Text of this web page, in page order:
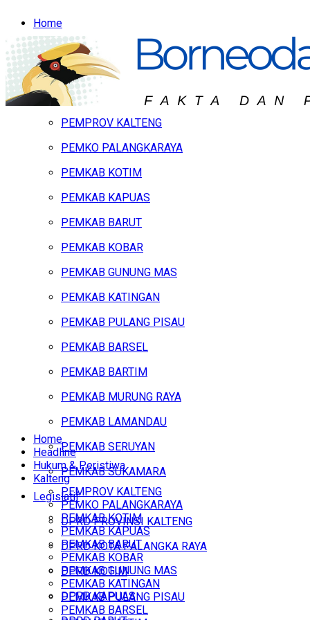
Home
Headline
Hukum & Peristiwa
Kalteng
PEMPROV KALTENG
PEMKO PALANGKARAYA
PEMKAB KOTIM
PEMKAB KAPUAS
PEMKAB BARUT
PEMKAB KOBAR
PEMKAB GUNUNG MAS
PEMKAB KATINGAN
PEMKAB PULANG PISAU
PEMKAB BARSEL
PEMKAB BARTIM
PEMKAB MURUNG RAYA
PEMKAB LAMANDAU
PEMKAB SERUYAN
PEMKAB SUKAMARA
Legislatif
DPRD PROVINSI KALTENG
DPRD KOTA PALANGKA RAYA
DPRD KOTIM
DPRD KAPUAS
Home
Headline
Hukum & Peristiwa
Kalteng
PEMPROV KALTENG
PEMKO PALANGKARAYA
PEMKAB KOTIM
PEMKAB KAPUAS
PEMKAB BARUT
PEMKAB KOBAR
PEMKAB GUNUNG MAS
PEMKAB KATINGAN
PEMKAB PULANG PISAU
PEMKAB BARSEL